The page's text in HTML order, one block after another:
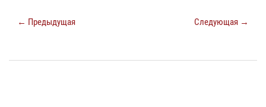
← Предыдущая Следующая →